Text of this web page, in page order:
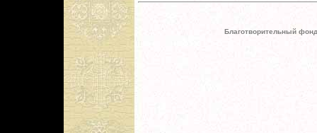
Благотворительный